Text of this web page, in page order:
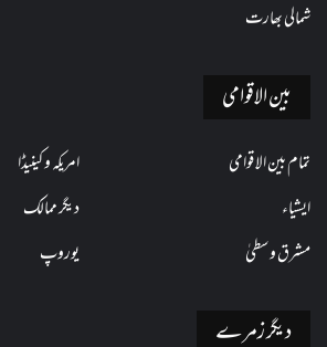
شمالی بھارت
بین الاقوامی
تمام بین الاقوامی
امریکہ و کینیڈا
ایشیاء
دیگر ممالک
مشرق وسطیٰ
یوروپ
دیگر زمرے